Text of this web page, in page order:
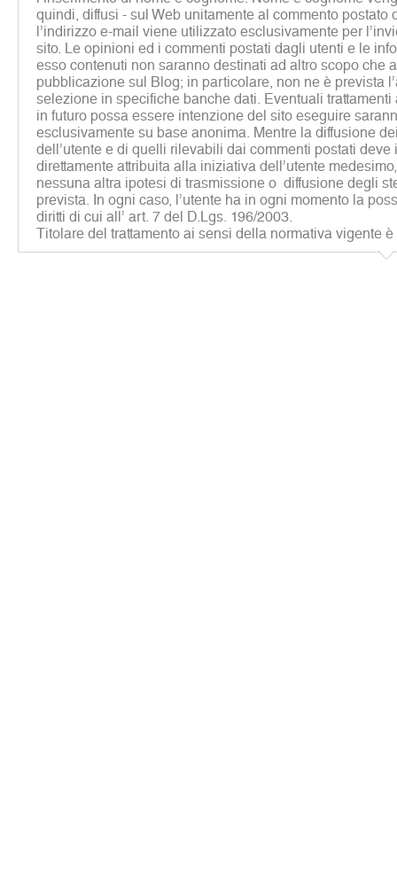
quindi, diffusi - sul Web unitamente al commento postato
l’indirizzo e-mail viene utilizzato esclusivamente per
sito. Le opinioni ed i commenti postati dagli utenti e le
esso contenuti non saranno destinati ad altro scopo che
pubblicazione sul Blog; in particolare, non ne è prevista
selezione in specifiche banche dati. Eventuali trattamenti
in futuro possa essere intenzione del sito eseguire
esclusivamente su base anonima. Mentre la diffusione
dell’utente e di quelli rilevabili dai commenti postati deve
direttamente attribuita alla iniziativa dell’utente
nessuna altra ipotesi di trasmissione o diffusione degli
prevista. In ogni caso, l’utente ha in ogni momento la
diritti di cui all’ art. 7 del D.Lgs. 196/2003.
Titolare del trattamento ai sensi della normativa vigente